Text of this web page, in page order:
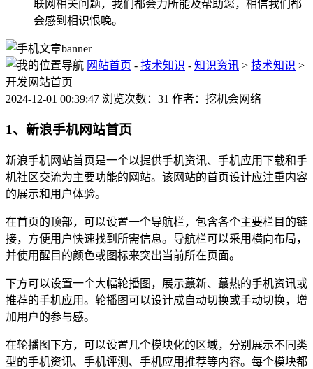
联网相关问题，我们都会力所能及帮助您，相信我们都
会感到相识恨晚。
网站首页 - 技术知识 - 知识资讯 > 技术知识 >
开发网站首页
2024-12-01 00:39:47 浏览次数：31 作者：挖机会网络
1、新浪手机网站首页
新浪手机网站首页是一个以提供手机资讯、手机应用下载和手
机社区交流为主要功能的网站。该网站的首页设计应注重内容
的展示和用户体验。
在首页的顶部，可以设置一个导航栏，包含各个主要栏目的链
接，方便用户快速找到所需信息。导航栏可以采用横向布局，
并使用醒目的颜色或图标来突出当前所在页面。
下方可以设置一个大幅轮播图，展示蕞新、蕞热的手机资讯或
推荐的手机应用。轮播图可以设计成自动切换或手动切换，增
加用户的参与感。
在轮播图下方，可以设置几个模块化的区域，分别展示不同类
型的手机资讯、手机评测、手机应用推荐等内容。每个模块都